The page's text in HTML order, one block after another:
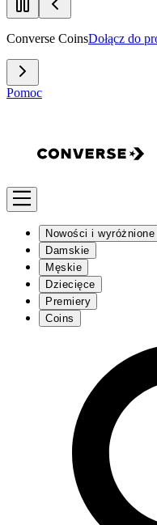
Converse CoinsDołącz do
Pomoc
Nowości i wyróżnione
Damskie
Męskie
Dziecięce
Premiery
Coins